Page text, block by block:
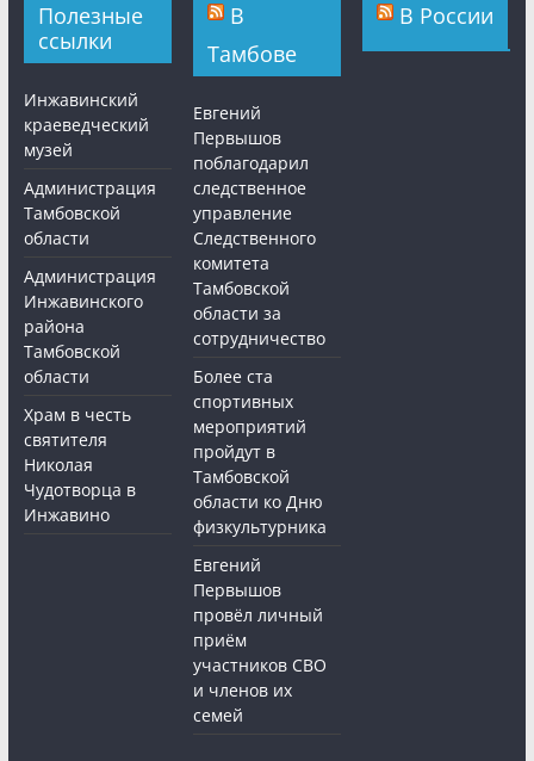
Полезные
ссылки
Инжавинский
краеведческий
музей
Администрация
Тамбовской
области
Администрация
Инжавинского
района
Тамбовской
области
Храм в честь
святителя
Николая
Чудотворца в
Инжавино
В
Тамбове
Евгений
Первышов
поблагодарил
следственное
управление
Следственного
комитета
Тамбовской
области за
сотрудничество
Более ста
спортивных
мероприятий
пройдут в
Тамбовской
области ко Дню
физкультурника
Евгений
Первышов
провёл личный
приём
участников СВО
и членов их
семей
В России